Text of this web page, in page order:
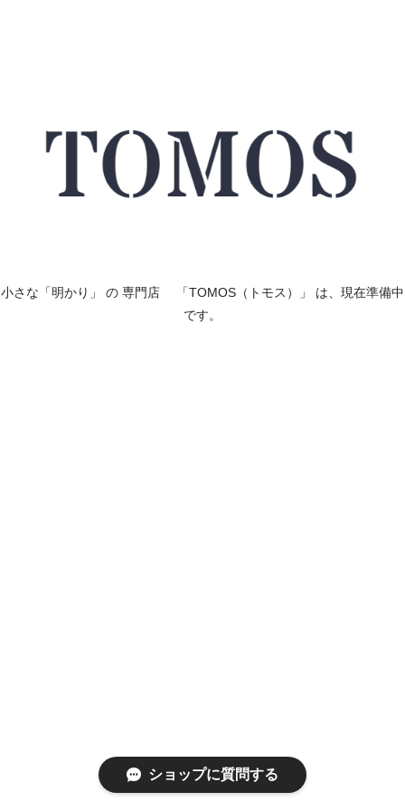
小さな「明かり」 の 専門店 「TOMOS（トモス）」 は、現在準備中
です。
ショップに質問する